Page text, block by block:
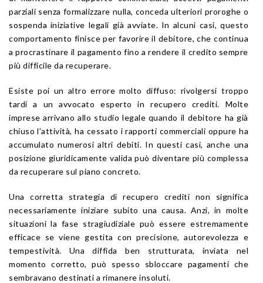
parziali senza formalizzare nulla, conceda ulteriori proroghe o
sospenda iniziative legali già avviate. In alcuni casi, questo
comportamento finisce per favorire il debitore, che continua
a procrastinare il pagamento fino a rendere il credito sempre
più difficile da recuperare.
Esiste poi un altro errore molto diffuso: rivolgersi troppo
tardi a un avvocato esperto in recupero crediti. Molte
imprese arrivano allo studio legale quando il debitore ha già
chiuso l’attività, ha cessato i rapporti commerciali oppure ha
accumulato numerosi altri debiti. In questi casi, anche una
posizione giuridicamente valida può diventare più complessa
da recuperare sul piano concreto.
Una corretta strategia di recupero crediti non significa
necessariamente iniziare subito una causa. Anzi, in molte
situazioni la fase stragiudiziale può essere estremamente
efficace se viene gestita con precisione, autorevolezza e
tempestività. Una diffida ben strutturata, inviata nel
momento corretto, può spesso sbloccare pagamenti che
sembravano destinati a rimanere insoluti.